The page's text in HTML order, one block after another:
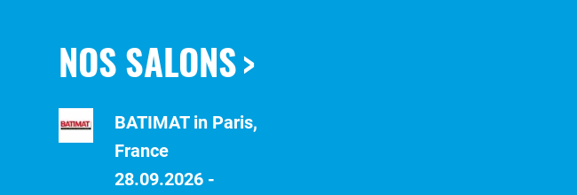
NOS SALONS
BATIMAT in Paris,
France
28.09.2026 -